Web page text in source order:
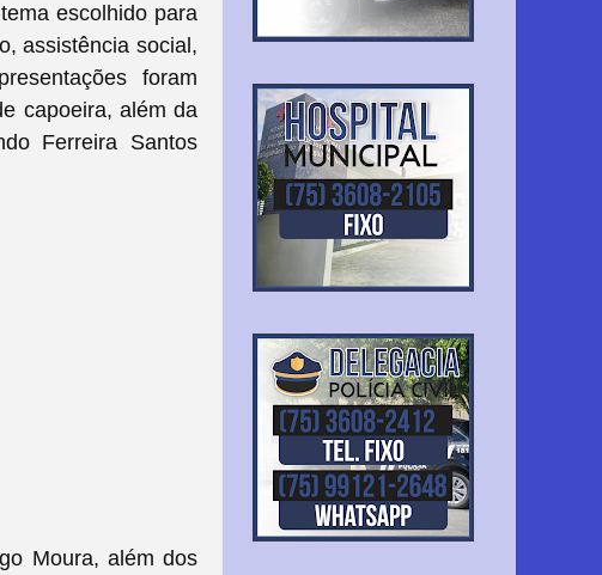
escolhido para
assistência social,
foram
capoeira, além da
Ferreira Santos
Moura, além dos